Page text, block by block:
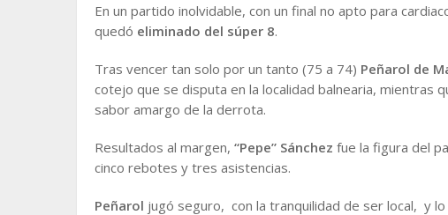
En un partido inolvidable, con un final no apto para
quedó eliminado del súper 8.
Tras vencer tan solo por un tanto (75 a 74) Peñarol de
cotejo que se disputa en la localidad balnearia, mientras
sabor amargo de la derrota.
Resultados al margen, “Pepe” Sánchez fue la figura del
cinco rebotes y tres asistencias.
Peñarol jugó seguro, con la tranquilidad de ser local, y